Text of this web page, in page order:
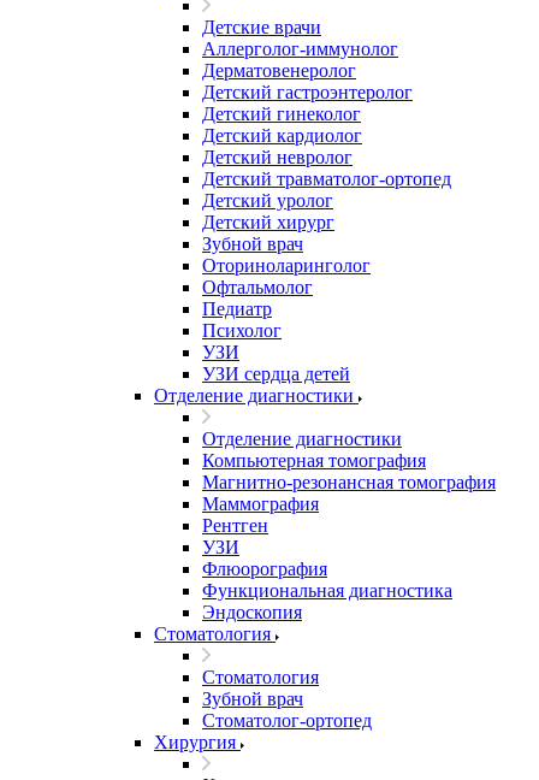
Детские врачи
Аллерголог-иммунолог
Дерматовенеролог
Детский гастроэнтеролог
Детский гинеколог
Детский кардиолог
Детский невролог
Детский травматолог-ортопед
Детский уролог
Детский хирург
Зубной врач
Оториноларинголог
Офтальмолог
Педиатр
Психолог
УЗИ
УЗИ сердца детей
Отделение диагностики
Отделение диагностики
Компьютерная томография
Магнитно-резонансная томография
Маммография
Рентген
УЗИ
Флюорография
Функциональная диагностика
Эндоскопия
Стоматология
Стоматология
Зубной врач
Стоматолог-ортопед
Хирургия